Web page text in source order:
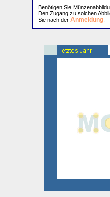
Benötigen Sie
Den Zugang zu solchen
Sie nach der Anmeldung.